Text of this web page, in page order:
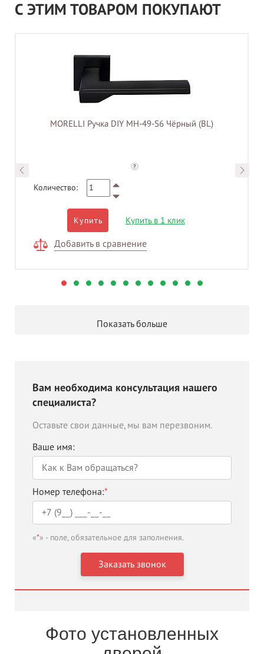
С ЭТИМ ТОВАРОМ ПОКУПАЮТ
MORELLI Ручка DIY MH-49-S6 Чёрный (BL)
?
Количество:
Купить Купить в 1 клик
Добавить в сравнение
Показать больше
Вам необходима консультация нашего
специалиста?
Оставьте свои данные, мы вам перезвоним.
Ваше имя:
Номер телефона:*
«*» - поле, обязательное для заполнения.
Фото установленных